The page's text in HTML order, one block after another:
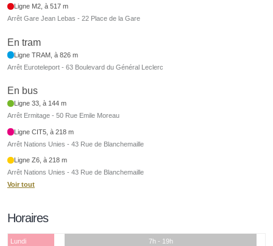
Ligne M2, à 517 m
Arrêt Gare Jean Lebas - 22 Place de la Gare
En tram
Ligne TRAM, à 826 m
Arrêt Euroteleport - 63 Boulevard du Général Leclerc
En bus
Ligne 33, à 144 m
Arrêt Ermitage - 50 Rue Emile Moreau
Ligne CIT5, à 218 m
Arrêt Nations Unies - 43 Rue de Blanchemaille
Ligne Z6, à 218 m
Arrêt Nations Unies - 43 Rue de Blanchemaille
Voir tout
Horaires
Lundi
7h - 19h